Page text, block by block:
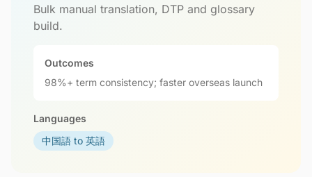
Bulk manual translation, DTP and glossary
build.
Outcomes
98%+ term consistency; faster overseas launch
Languages
中国語 to 英語